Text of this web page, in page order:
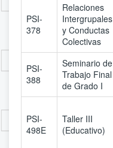
PSI-
378
Relaciones
Intergrupales
y Conductas
Colectivas
PSI-
388
Seminario de
Trabajo Final
de Grado I
PSI-
498E
Taller III
(Educativo)